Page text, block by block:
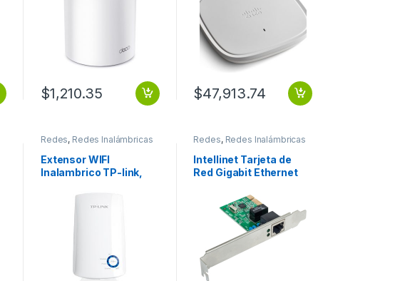
$1,210.35 $47,913.74
Redes, Redes Inalámbricas
Extensor WIFI
Inalambrico TP-link,
300Mbps en 2.4Ghz, 1
puerto Ethernet N
Redes, Redes Inalámbricas
Intellinet Tarjeta de
Red Gigabit Ethernet
1000 Mbit/s, PCI
Express GIGABIT
10/100/1000